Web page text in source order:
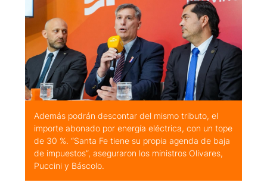
Además podrán descontar del mismo tributo, el
importe abonado por energía eléctrica, con un tope
de 30 %. “Santa Fe tiene su propia agenda de baja
de impuestos”, aseguraron los ministros Olivares,
Puccini y Báscolo.